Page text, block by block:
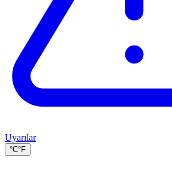
Uyarılar
°C°F